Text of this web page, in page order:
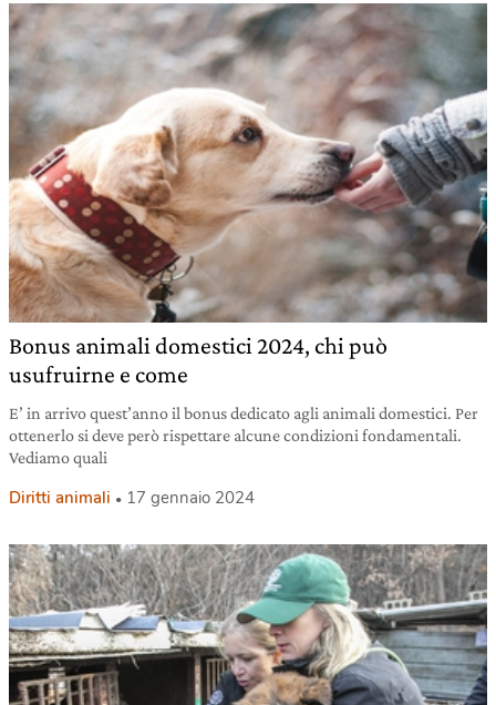
Bonus animali domestici 2024, chi può
usufruirne e come
E’ in arrivo quest’anno il bonus dedicato agli animali domestici. Per
ottenerlo si deve però rispettare alcune condizioni fondamentali.
Vediamo quali
Diritti animali 17 gennaio 2024